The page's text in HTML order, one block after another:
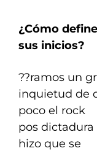
¿Cómo
sus inicios?
??ramos un
inquietud de
poco el rock
pos dictadura
hizo que se